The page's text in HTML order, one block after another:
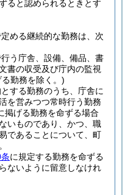
ると認められるときとす
める継続的な勤務は、次
う庁舎、設備、備品、書
書の収受及び庁内の監視
る勤務を除く。)
する勤務のうち、庁舎に
を営みつつ常時行う勤務
掲げる勤務を命ずる場合
いものであり、かつ、職
であることについて、町
に規定する勤務を命ずる
ないように留意しなけれ